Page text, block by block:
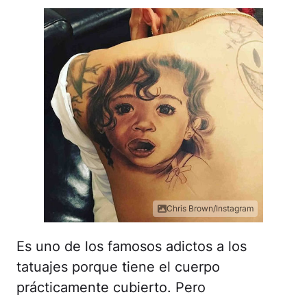
Chris Brown/Instagram
Es uno de los famosos adictos a los
tatuajes porque tiene el cuerpo
prácticamente cubierto. Pero